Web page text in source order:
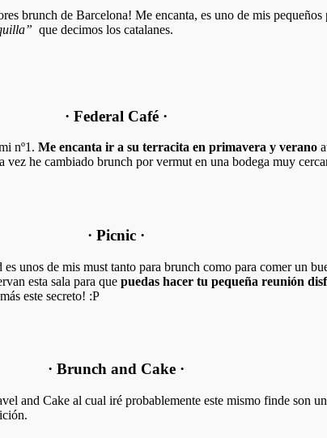
brunch de Barcelona! Me encanta, es uno de mis
que decimos los catalanes.
· Federal Café ·
nº1. Me encanta ir a su terracita en primavera y verano
vez he cambiado brunch por vermut en una bodega muy
· Picnic ·
unos de mis must tanto para brunch como para comer un
esta sala para que puedas hacer tu pequeña reunión
este secreto! :P
· Brunch and Cake ·
and Cake al cual iré probablemente este mismo finde son